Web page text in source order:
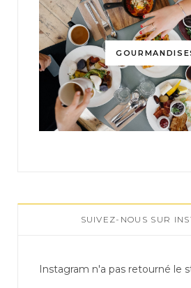
SUIVEZ-NOUS SUR
Instagram n'a pas retourné le